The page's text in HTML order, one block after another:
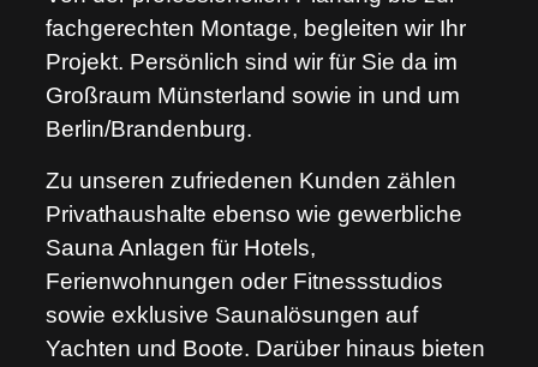
fachgerechten Montage, begleiten wir Ihr
Projekt. Persönlich sind wir für Sie da im
Großraum Münsterland sowie in und um
Berlin/Brandenburg.
Zu unseren zufriedenen Kunden zählen
Privathaushalte ebenso wie gewerbliche
Sauna Anlagen für Hotels,
Ferienwohnungen oder Fitnessstudios
sowie exklusive Saunalösungen auf
Yachten und Boote. Darüber hinaus bieten